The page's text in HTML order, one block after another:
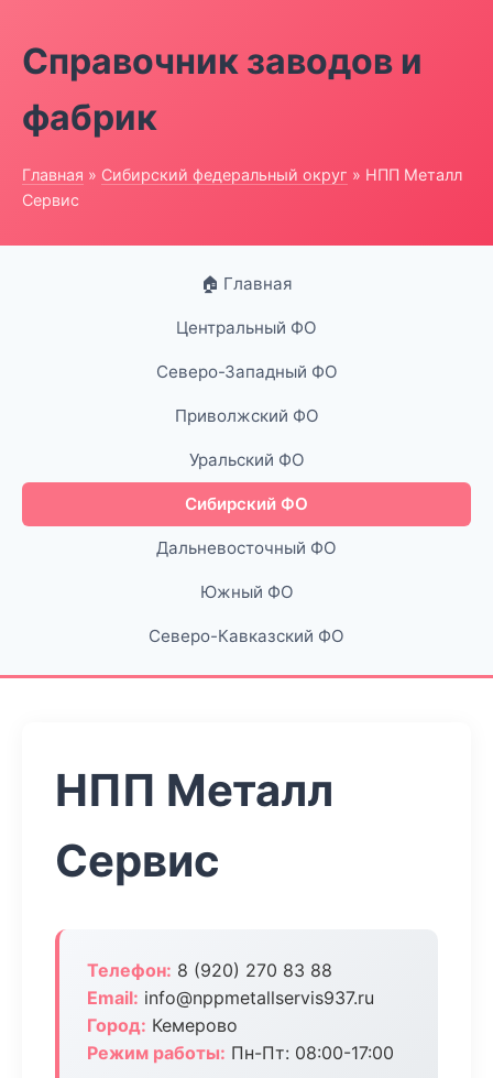
Справочник заводов и
фабрик
Главная » Сибирский федеральный округ » НПП Металл
Сервис
🏠 Главная
Центральный ФО
Северо-Западный ФО
Приволжский ФО
Уральский ФО
Сибирский ФО
Дальневосточный ФО
Южный ФО
Северо-Кавказский ФО
НПП Металл
Сервис
Телефон: 8 (920) 270 83 88
Email: info@nppmetallservis937.ru
Город: Кемерово
Режим работы: Пн-Пт: 08:00-17:00